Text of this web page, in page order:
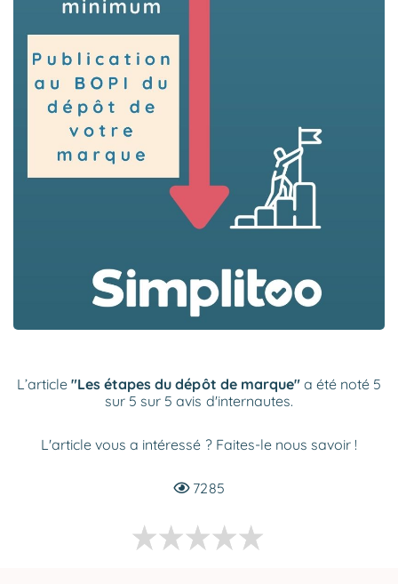
L’article"Les étapes du dépôt de marque"a été noté 5
sur 5 sur 5 avis d'internautes.
L'article vous a intéressé ? Faites-le nous savoir !
7285